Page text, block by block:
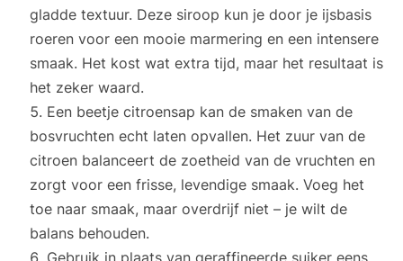
gladde textuur. Deze siroop kun je door je ijsbasis
roeren voor een mooie marmering en een intensere
smaak. Het kost wat extra tijd, maar het resultaat is
het zeker waard.
Een beetje citroensap kan de smaken van de
bosvruchten echt laten opvallen. Het zuur van de
citroen balanceert de zoetheid van de vruchten en
zorgt voor een frisse, levendige smaak. Voeg het
toe naar smaak, maar overdrijf niet – je wilt de
balans behouden.
Gebruik in plaats van geraffineerde suiker eens